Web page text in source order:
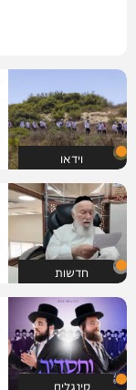
וידאו
חדשות
סינגלים